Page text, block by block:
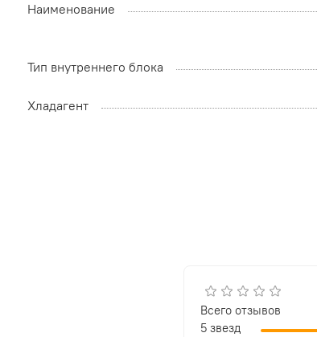
Наименование
Тип внутреннего блока
Хладагент
Всего отзывов
5 звезд